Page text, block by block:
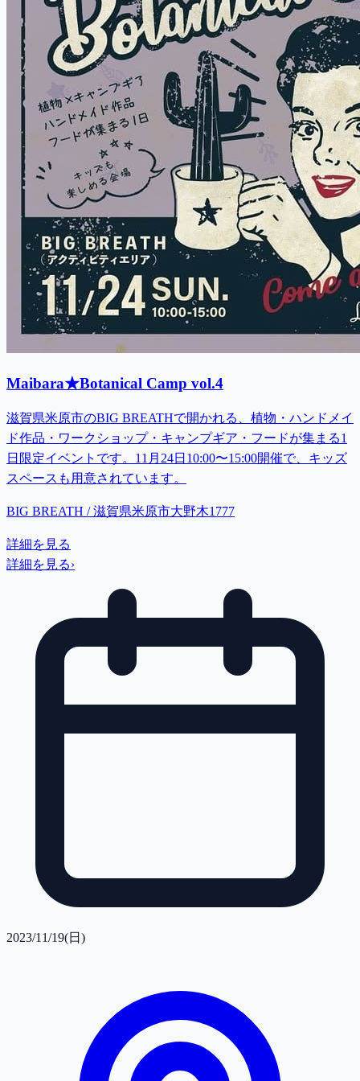
Maibara★Botanical Camp vol.4
滋賀県米原市のBIG BREATHで開かれる、植物・ハンドメイ
ド作品・ワークショップ・キャンプギア・フードが集まる1
日限定イベントです。11月24日10:00〜15:00開催で、キッズ
スペースも用意されています。
BIG BREATH / 滋賀県米原市大野木1777
詳細を見る
詳細を見る›
2023/11/19(日)